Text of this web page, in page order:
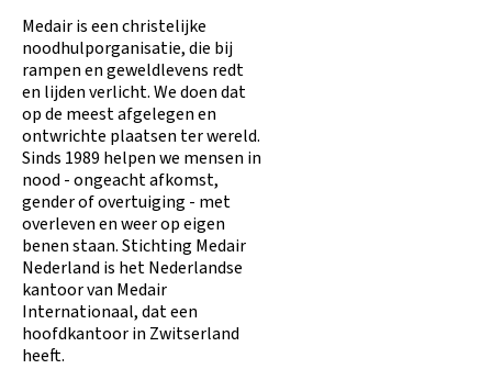
Medair is een christelijke
noodhulporganisatie, die bij
rampen en geweldlevens redt
en lijden verlicht. We doen dat
op de meest afgelegen en
ontwrichte plaatsen ter wereld.
Sinds 1989 helpen we mensen in
nood - ongeacht afkomst,
gender of overtuiging - met
overleven en weer op eigen
benen staan. Stichting Medair
Nederland is het Nederlandse
kantoor van Medair
Internationaal, dat een
hoofdkantoor in Zwitserland
heeft.